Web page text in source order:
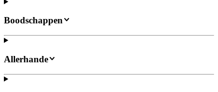
Boodschappen
Allerhande